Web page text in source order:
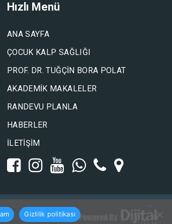
Hızlı Menü
ANA SAYFA
ÇOCUK KALP SAĞLIĞI
PROF. DR. TUĞÇIN BORA POLAT
AKADEMIK MAKALELER
RANDEVU PLANLA
HABERLER
İLETIŞIM
Gizlilik politikası